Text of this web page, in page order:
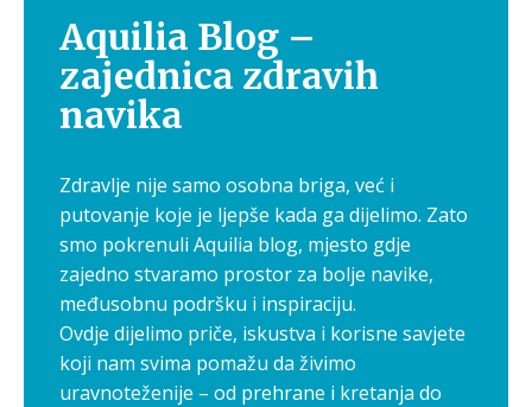
Aquilia Blog –
zajednica zdravih
navika
Zdravlje nije samo osobna briga, već i
putovanje koje je ljepše kada ga dijelimo. Zato
smo pokrenuli Aquilia blog, mjesto gdje
zajedno stvaramo prostor za bolje navike,
međusobnu podršku i inspiraciju.
Ovdje dijelimo priče, iskustva i korisne savjete
koji nam svima pomažu da živimo
uravnoteženije – od prehrane i kretanja do